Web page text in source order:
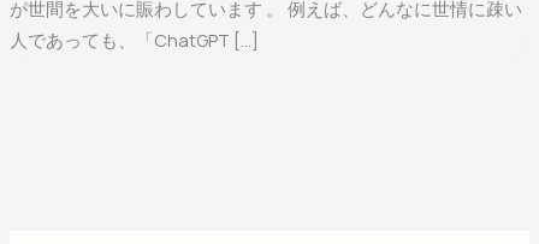
が世間を大いに賑わしています 。 例えば、どんなに世情に疎い
人であっても、「ChatGPT […]